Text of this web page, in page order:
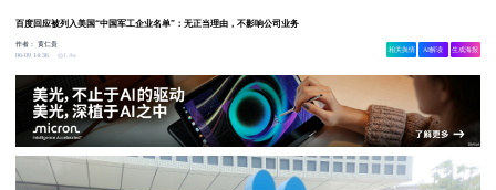
百度回应被列入美国“中国军工企业名单”：无正当理由，不影响公司业务
作者：黄仁贵
06-09 14:36
1.4w
相关舆情 AI解读 生成海报